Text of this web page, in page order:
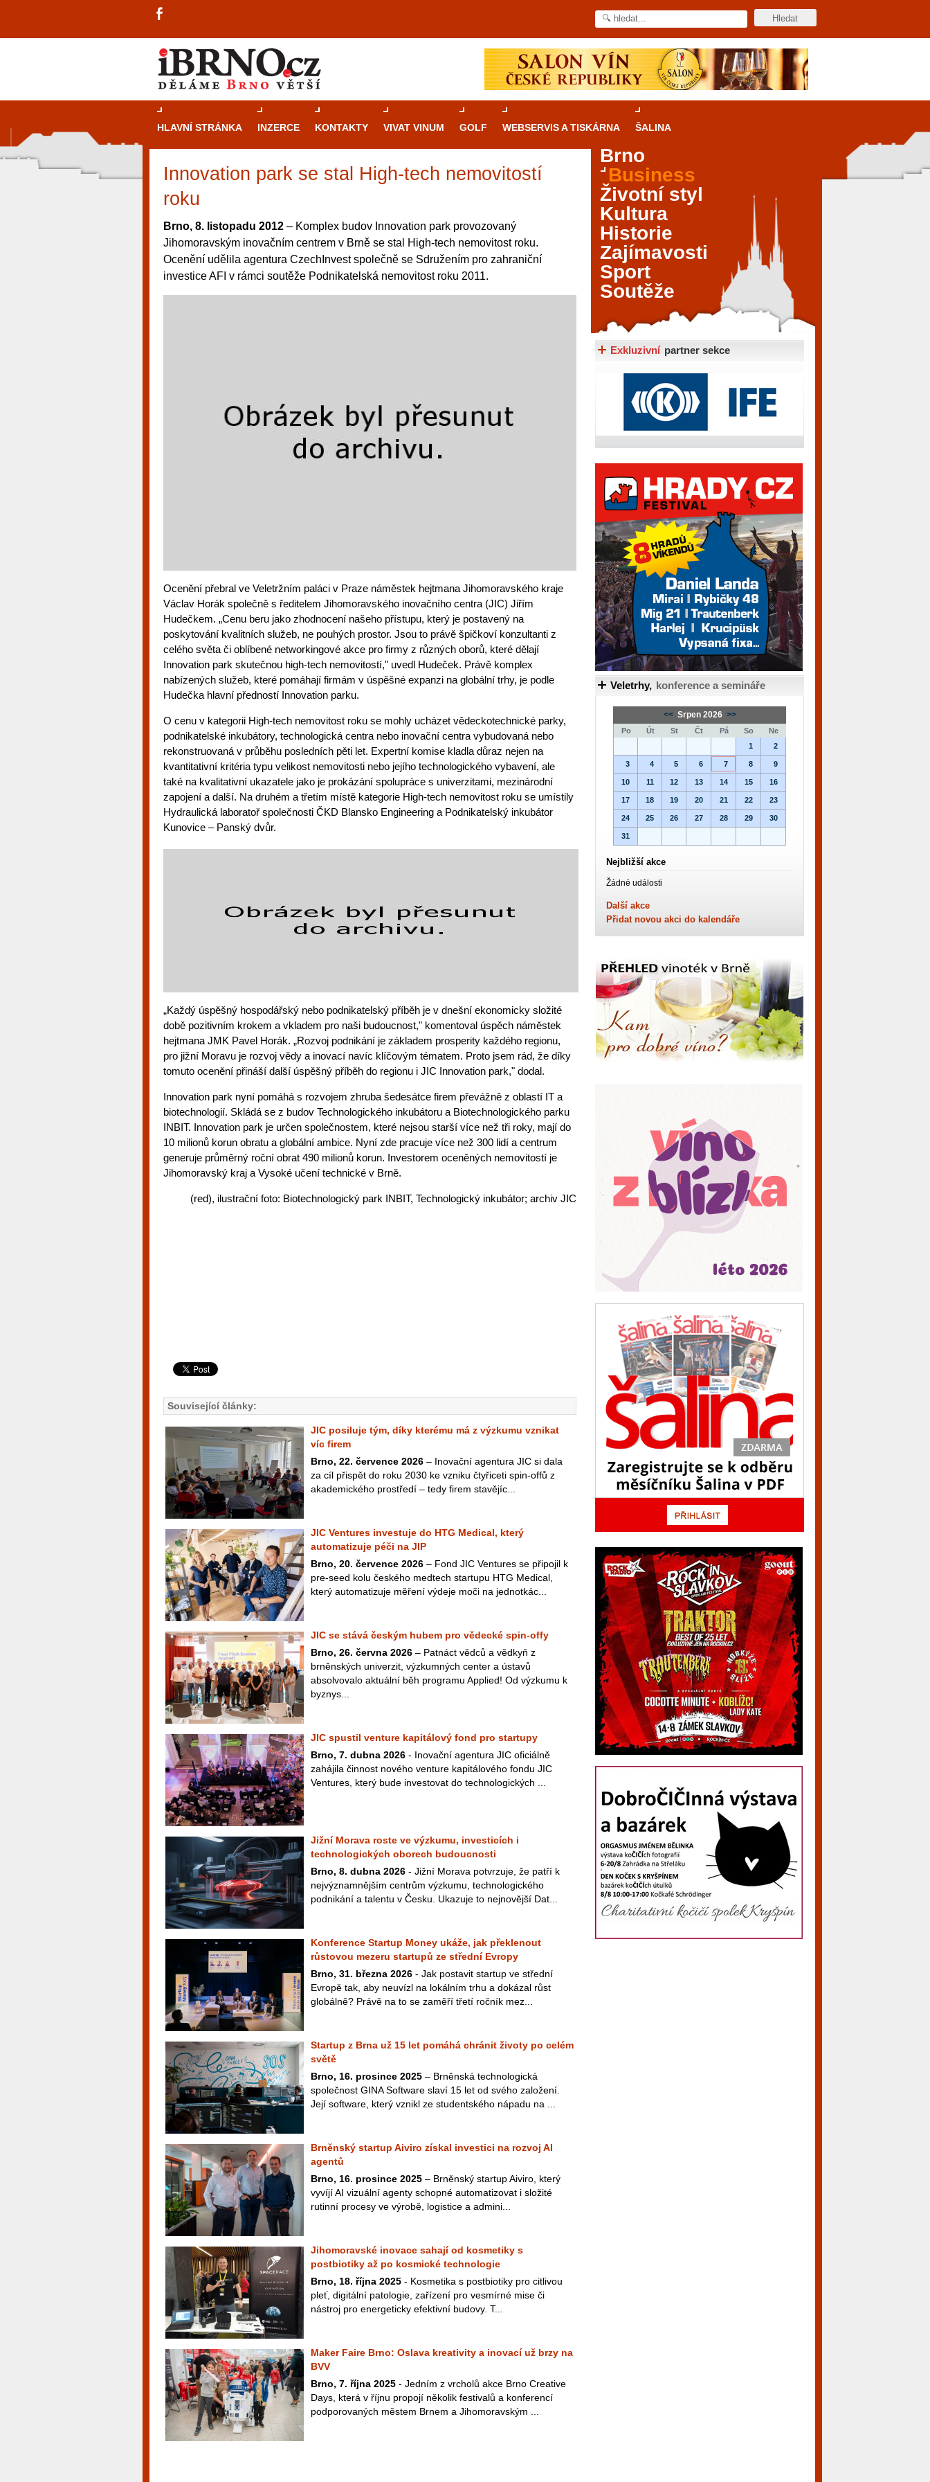
HLAVNÍ STRÁNKA INZERCE KONTAKTY VIVAT VINUM GOLF WEBSERVIS A TISKÁRNA ŠALINA
Innovation park se stal High-tech nemovitostí
roku
Brno, 8. listopadu 2012 – Komplex budov Innovation park provozovaný
Jihomoravským inovačním centrem v Brně se stal High-tech nemovitost roku.
Ocenění udělila agentura CzechInvest společně se Sdružením pro zahraniční
investice AFI v rámci soutěže Podnikatelská nemovitost roku 2011.
Ocenění přebral ve Veletržním paláci v Praze náměstek hejtmana Jihomoravského kraje
Václav Horák společně s ředitelem Jihomoravského inovačního centra (JIC) Jiřím
Hudečkem. „Cenu beru jako zhodnocení našeho přístupu, který je postavený na
poskytování kvalitních služeb, ne pouhých prostor. Jsou to právě špičkoví konzultanti z
celého světa či oblíbené networkingové akce pro firmy z různých oborů, které dělají
Innovation park skutečnou high-tech nemovitostí," uvedl Hudeček. Právě komplex
nabízených služeb, které pomáhají firmám v úspěšné expanzi na globální trhy, je podle
Hudečka hlavní předností Innovation parku.
O cenu v kategorii High-tech nemovitost roku se mohly ucházet vědeckotechnické parky,
podnikatelské inkubátory, technologická centra nebo inovační centra vybudovaná nebo
rekonstruovaná v průběhu posledních pěti let. Expertní komise kladla důraz nejen na
kvantitativní kritéria typu velikost nemovitosti nebo jejího technologického vybavení, ale
také na kvalitativní ukazatele jako je prokázání spolupráce s univerzitami, mezinárodní
zapojení a další. Na druhém a třetím místě kategorie High-tech nemovitost roku se umístily
Hydraulická laboratoř společnosti ČKD Blansko Engineering a Podnikatelský inkubátor
Kunovice – Panský dvůr.
„Každý úspěšný hospodářský nebo podnikatelský příběh je v dnešní ekonomicky složité
době pozitivním krokem a vkladem pro naši budoucnost," komentoval úspěch náměstek
hejtmana JMK Pavel Horák. „Rozvoj podnikání je základem prosperity každého regionu,
pro jižní Moravu je rozvoj vědy a inovací navíc klíčovým tématem. Proto jsem rád, že díky
tomuto ocenění přináší další úspěšný příběh do regionu i JIC Innovation park," dodal.
Innovation park nyní pomáhá s rozvojem zhruba šedesátce firem převážně z oblastí IT a
biotechnologií. Skládá se z budov Technologického inkubátoru a Biotechnologického parku
INBIT. Innovation park je určen společnostem, které nejsou starší více než tři roky, mají do
10 milionů korun obratu a globální ambice. Nyní zde pracuje více než 300 lidí a centrum
generuje průměrný roční obrat 490 milionů korun. Investorem oceněných nemovitostí je
Jihomoravský kraj a Vysoké učení technické v Brně.
(red), ilustrační foto: Biotechnologický park INBIT, Technologický inkubátor; archiv JIC
Související články:
JIC posiluje tým, díky kterému má z výzkumu vznikat
víc firem
Brno, 22. července 2026 – Inovační agentura JIC si dala
za cíl přispět do roku 2030 ke vzniku čtyřiceti spin-offů z
akademického prostředí – tedy firem stavějíc...
JIC Ventures investuje do HTG Medical, který
automatizuje péči na JIP
Brno, 20. července 2026 – Fond JIC Ventures se připojil k
pre-seed kolu českého medtech startupu HTG Medical,
který automatizuje měření výdeje moči na jednotkác...
JIC se stává českým hubem pro vědecké spin-offy
Brno, 26. června 2026 – Patnáct vědců a vědkyň z
brněnských univerzit, výzkumných center a ústavů
absolvovalo aktuální běh programu Applied! Od výzkumu k
byznys...
JIC spustil venture kapitálový fond pro startupy
Brno, 7. dubna 2026 - Inovační agentura JIC oficiálně
zahájila činnost nového venture kapitálového fondu JIC
Ventures, který bude investovat do technologických ...
Jižní Morava roste ve výzkumu, investicích i
technologických oborech budoucnosti
Brno, 8. dubna 2026 - Jižní Morava potvrzuje, že patří k
nejvýznamnějším centrům výzkumu, technologického
podnikání a talentu v Česku. Ukazuje to nejnovější Dat...
Konference Startup Money ukáže, jak překlenout
růstovou mezeru startupů ze střední Evropy
Brno, 31. března 2026 - Jak postavit startup ve střední
Evropě tak, aby neuvízl na lokálním trhu a dokázal růst
globálně? Právě na to se zaměří třetí ročník mez...
Startup z Brna už 15 let pomáhá chránit životy po celém
světě
Brno, 16. prosince 2025 – Brněnská technologická
společnost GINA Software slaví 15 let od svého založení.
Její software, který vznikl ze studentského nápadu na ...
Brněnský startup Aiviro získal investici na rozvoj AI
agentů
Brno, 16. prosince 2025 – Brněnský startup Aiviro, který
vyvíjí AI vizuální agenty schopné automatizovat i složité
rutinní procesy ve výrobě, logistice a admini...
Jihomoravské inovace sahají od kosmetiky s
postbiotiky až po kosmické technologie
Brno, 18. října 2025 - Kosmetika s postbiotiky pro citlivou
pleť, digitální patologie, zařízení pro vesmírné mise či
nástroj pro energeticky efektivní budovy. T...
Maker Faire Brno: Oslava kreativity a inovací už brzy na
BVV
Brno, 7. října 2025 - Jedním z vrcholů akce Brno Creative
Days, která v říjnu propojí několik festivalů a konferencí
podporovaných městem Brnem a Jihomoravským ...
Průvodcekasinovými hrami v Brně: Od
Brno je městem známým pro zajímavé památky, skvělé
restaurace, divadla a univerzity. Mimo jiné je ale také
místem, kde si můžete legálně a bezpečně vyzkoušet
různé kasinové hry. V neustále kvetoucí moravské
metropoli naleznete širokou nabídku her od klasické
Brno
Business
Životní styl
Kultura
Historie
Zajímavosti
Sport
Soutěže
Exkluzivní partner sekce
Veletrhy, konference a semináře
<< Srpen 2026 >>
Po Út St Čt Pá So
Ne
1
2
3 4 5 6 7 8 9
10 11 12 13 14 15 16
17 18 19 20 21 22 23
24 25 26 27 28 29 30
31
Nejbližší akce
Žádné události
Další akce
Přidat novou akci do kalendáře